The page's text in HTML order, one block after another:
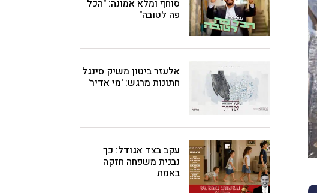
סוחף ומלא אמונה: "הכל
פה לטובה"
אלעזר ביטון משיק סינגל
חתונות מרגש: 'מי אדיר'
עקב בצד אגודל: כך
נבנית משפחה חזקה
באמת